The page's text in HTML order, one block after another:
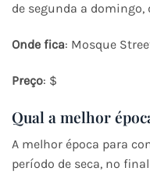
de segunda a domingo,
Onde fica: Mosque
Preço: $
Qual a melhor
A melhor época para
período de seca, no